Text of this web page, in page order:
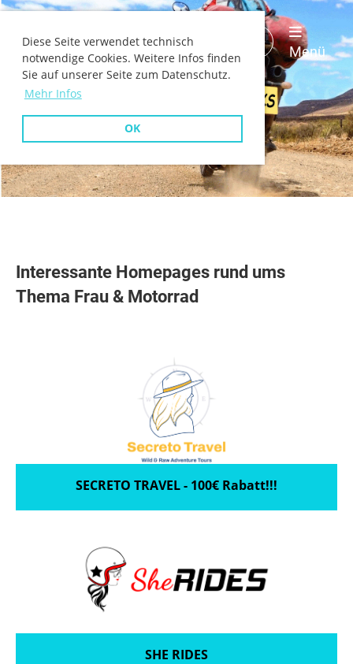
Diese Seite verwendet technisch
notwendige Cookies. Weitere Infos finden
Sie auf unserer Seite zum Datenschutz.
Mehr Infos
OK
Deutschland
Menü
Interessante Homepages rund ums
Thema Frau & Motorrad
SECRETO TRAVEL - 100€ Rabatt!!!
SHE RIDES